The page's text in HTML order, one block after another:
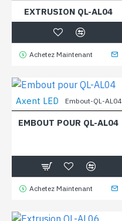
EXTRUSION QL-AL04
Achetez Maintenant
Axent LED Embout-QL-AL04
EMBOUT POUR QL-AL04
Achetez Maintenant